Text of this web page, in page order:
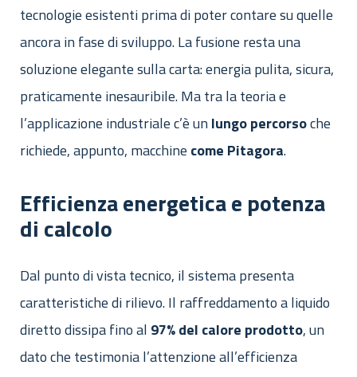
tecnologie esistenti prima di poter contare su quelle
ancora in fase di sviluppo. La fusione resta una
soluzione elegante sulla carta: energia pulita, sicura,
praticamente inesauribile. Ma tra la teoria e
l’applicazione industriale c’è un lungopercorsoche
richiede, appunto, macchine come Pitagora.
Efficienza energetica e potenza
di calcolo
Dal punto di vista tecnico, il sistema presenta
caratteristiche di rilievo. Il raffreddamento a liquido
diretto dissipa fino al 97% del calore prodotto, un
dato che testimonia l’attenzione all’efficienza